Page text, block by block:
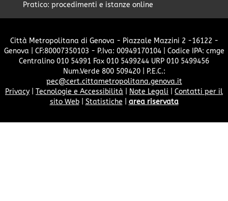
Pratico: procedimenti e istanze online
Città Metropolitana di Genova - Piazzale Mazzini 2 -16122 -
Genova | CF:80007350103 - P.Iva: 00949170104 | Codice IPA: cmge
Centralino 010 54991 Fax 010 5499244 URP 010 5499456
Num.Verde 800 509420 | P.E.C.:
pec@cert.cittametropolitana.genova.it
Privacy
Tecnologie e Accessibilità Note Legali
Contatti per il
sito Web| Statistiche area riservata